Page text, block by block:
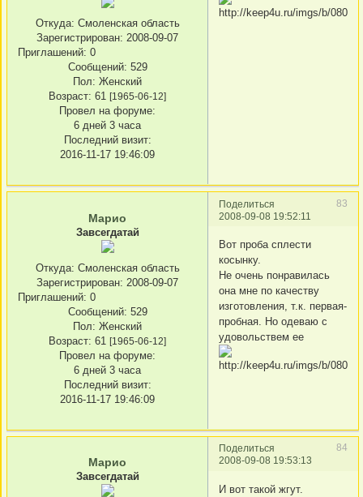
Откуда: Смоленская область
Зарегистрирован: 2008-09-07
Приглашений: 0
Сообщений: 529
Пол: Женский
Возраст: 61 [1965-06-12]
Провел на форуме:
6 дней 3 часа
Последний визит:
2016-11-17 19:46:09
Поделиться
83
2008-09-08 19:52:11
Марио
Завсегдатай
Откуда: Смоленская область
Зарегистрирован: 2008-09-07
Приглашений: 0
Сообщений: 529
Пол: Женский
Возраст: 61 [1965-06-12]
Провел на форуме:
6 дней 3 часа
Последний визит:
2016-11-17 19:46:09
Вот проба сплести
косынку.
Не очень понравилась
она мне по качеству
изготовления, т.к. первая-
пробная. Но одеваю с
удовольствем ее
Поделиться
84
2008-09-08 19:53:13
Марио
Завсегдатай
И вот такой жгут.